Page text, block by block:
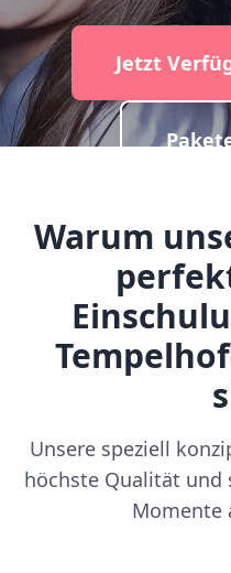
Jetzt
Warum
Unsere speziell
höchste Qualität und
Momente